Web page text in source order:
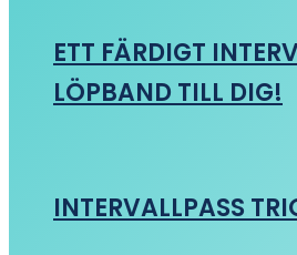
ETT FÄRDIGT
LÖPBAND TILL DIG!
INTERVALLPASS